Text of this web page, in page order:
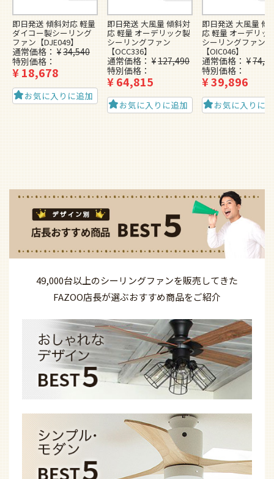
即日発送 傾斜対応 軽量
ダイコー製シーリング
ファン【DJE049】
通常価格 ¥34,540
特別価格
¥18,678
お気に入りに追加
即日発送 大風量 傾斜対
応 軽量 オーデリック製
シーリングファン
【OCC336】
通常価格 ¥127,490
特別価格
¥64,815
お気に入りに追加
即日発送 大風量 傾
応 軽量 オーデリッ
シーリングファン
【OIC046】
通常価格 ¥
特別価格
¥39,896
お気に入りに
49,000台以上のシーリングファンを販売してきた
FAZOO店長が選ぶおすすめ商品をご紹介